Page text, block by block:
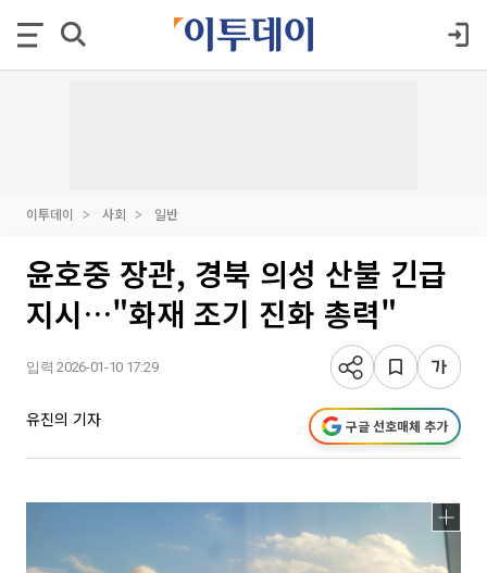
이투데이 사회 일반
윤호중 장관, 경북 의성 산불 긴급
지시…"화재 조기 진화 총력"
입력 2026-01-10 17:29
유진의 기자 구글 선호매체 추가